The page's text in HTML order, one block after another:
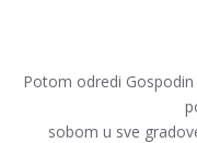
Potom odredi
sobom u sve